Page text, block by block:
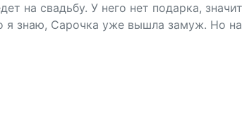
на свадьбу. У него нет подарка,
знаю, Сарочка уже вышла замуж. Но